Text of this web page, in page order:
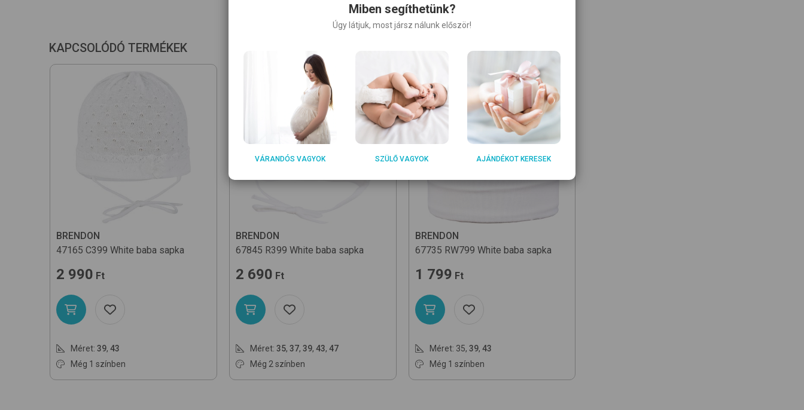
KAPCSOLÓDÓ TERMÉKEK
BRENDON
47165 C399 White baba sapka
2 990 Ft
Méret: 39, 43
Még 1 színben
BRENDON
67845 R399 White baba sapka
2 690 Ft
Méret: 35, 37, 39, 43, 47
Még 2 színben
BRENDON
67735 RW799 White baba sapka
1 799 Ft
Méret: 35, 39, 43
Még 1 színben
Miben segíthetünk?
Úgy látjuk, most jársz nálunk először!
VÁRANDÓS VAGYOK SZÜLŐ VAGYOK AJÁNDÉKOT KERESEK